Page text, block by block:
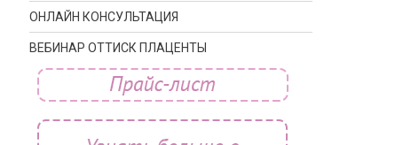
ОНЛАЙН КОНСУЛЬТАЦИЯ
ВЕБИНАР ОТТИСК ПЛАЦЕНТЫ